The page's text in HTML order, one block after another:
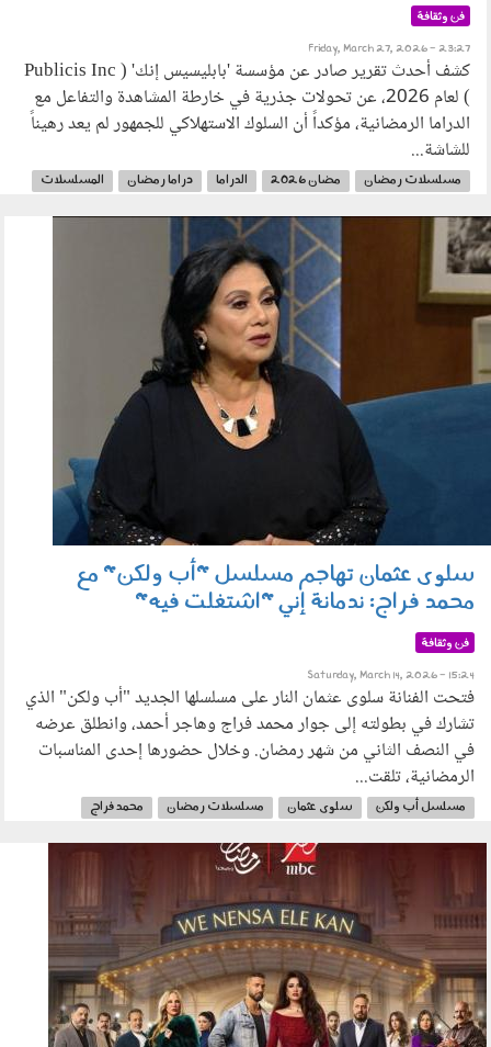
فن وثقافة
Friday, March 27, 2026 - 23:27
كشف أحدث تقرير صادر عن مؤسسة 'بابليسيس إنك' ( Publicis Inc
) لعام 2026، عن تحولات جذرية في خارطة المشاهدة والتفاعل مع
الدراما الرمضانية، مؤكداً أن السلوك الاستهلاكي للجمهور لم يعد رهيناً
للشاشة...
مسلسلات رمضان مضان 2026 الدراما دراما رمضان
المسلسلات
140302.jpg
سلوى عثمان تهاجم مسلسل "أب ولكن" مع
محمد فراج: ندمانة إني "اشتغلت فيه"
فن وثقافة
Saturday, March 14, 2026 - 15:24
فتحت الفنانة سلوى عثمان النار على مسلسلها الجديد "أب ولكن" الذي
تشارك في بطولته إلى جوار محمد فراج وهاجر أحمد، وانطلق عرضه
في النصف الثاني من شهر رمضان. وخلال حضورها إحدى المناسبات
الرمضانية، تلقت...
مسلسل أب ولكن سلوى عثمان مسلسلات رمضان
محمد فراج
070302.jpg